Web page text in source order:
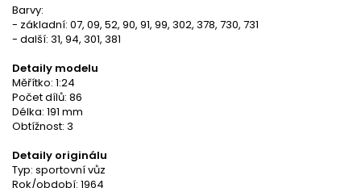
Barvy:
- základní: 07, 09, 52, 90, 91, 99, 302, 378, 730, 731
- další: 31, 94, 301, 381
Detaily modelu
Měřítko: 1:24
Počet dílů: 86
Délka: 191 mm
Obtížnost: 3
Detaily originálu
Typ: sportovní vůz
Rok/období: 1964